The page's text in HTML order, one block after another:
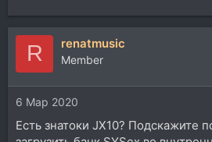
R renatmusic
Member
6 Мар 2020
Есть знатоки JX10? Подскажите